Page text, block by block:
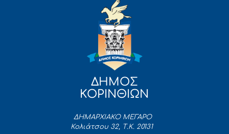
ΔΗΜΟΣ
ΚΟΡΙΝΘΙΩΝ
ΔΗΜΑΡΧΙΑΚΟ ΜΕΓΑΡΟ
Κολιάτσου 32, Τ.Κ. 20131